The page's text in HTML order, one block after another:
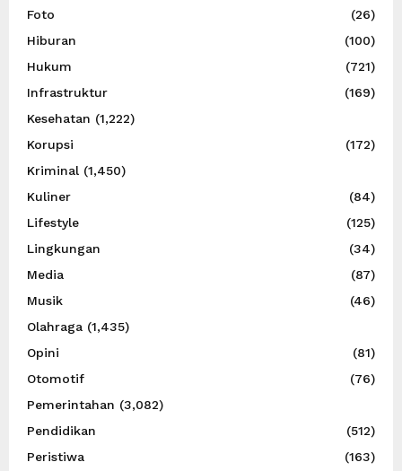
Foto
(26)
Hiburan
(100)
Hukum
(721)
Infrastruktur
(169)
Kesehatan (1,222)
Korupsi
(172)
Kriminal (1,450)
Kuliner
(84)
Lifestyle
(125)
Lingkungan
(34)
Media
(87)
Musik
(46)
Olahraga (1,435)
Opini
(81)
Otomotif
(76)
Pemerintahan (3,082)
Pendidikan
(512)
Peristiwa
(163)